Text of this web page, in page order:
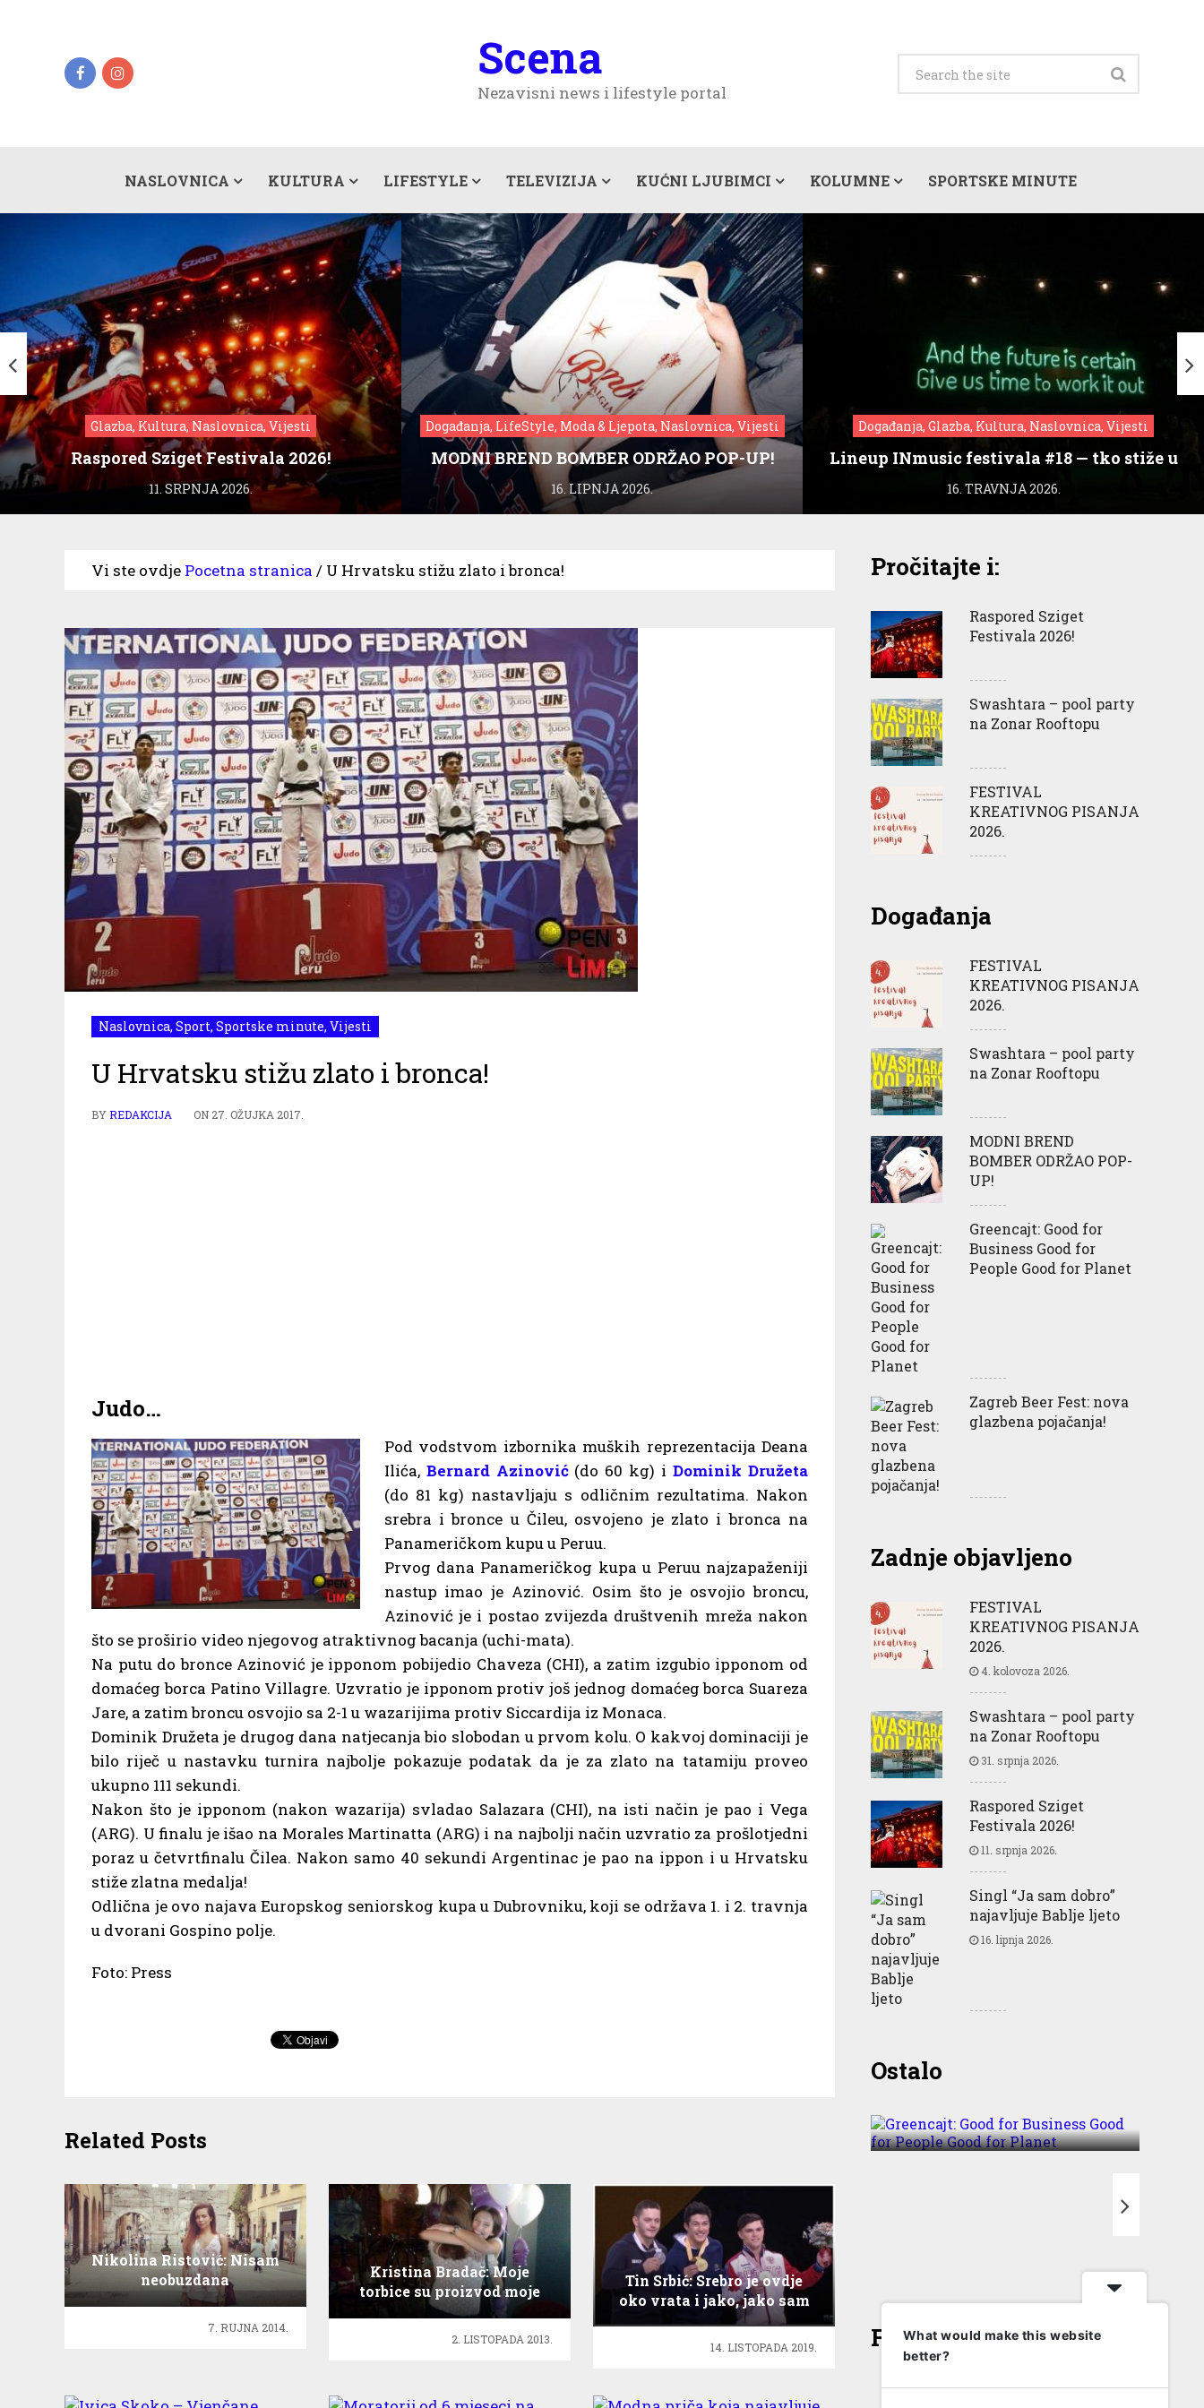
Scena
Nezavisni news i lifestyle portal
NASLOVNICA KULTURA LIFESTYLE TELEVIZIJA KUĆNI LJUBIMCI KOLUMNE SPORTSKE MINUTE
Glazba, Kultura, Naslovnica, Vijesti
Raspored Sziget Festivala 2026!
11. SRPNJA 2026.
Događanja, LifeStyle, Moda & Ljepota, Naslovnica, Vijesti
MODNI BREND BOMBER ODRŽAO POP-UP!
16. LIPNJA 2026.
Događanja, Glazba, Kultura, Naslovnica, Vijesti
Lineup INmusic festivala #18 — tko stiže u
Zagreb?
16. TRAVNJA 2026.
Vi ste ovdje Pocetna stranica / U Hrvatsku stižu zlato i bronca!
Naslovnica, Sport, Sportske minute, Vijesti
U Hrvatsku stižu zlato i bronca!
BYREDAKCIJA ON 27. OŽUJKA 2017.
Judo…
Pod vodstvom izbornika muških reprezentacija Deana
Ilića, Bernard Azinović(do 60 kg) iDominik Družeta
(do 81 kg) nastavljaju s odličnim rezultatima. Nakon
srebra i bronce u Čileu, osvojeno je zlato i bronca na
Panameričkom kupu u Peruu.
Prvog dana Panameričkog kupa u Peruu najzapaženiji
nastup imao je Azinović. Osim što je osvojio broncu,
Azinović je i postao zvijezda društvenih mreža nakon
što se proširio video njegovog atraktivnog bacanja (uchi-mata).
Na putu do bronce Azinović je ipponom pobijedio Chaveza (CHI), a zatim izgubio ipponom od
domaćeg borca Patino Villagre. Uzvratio je ipponom protiv još jednog domaćeg borca Suareza
Jare, a zatim broncu osvojio sa 2-1 u wazarijima protiv Siccardija iz Monaca.
Dominik Družeta je drugog dana natjecanja bio slobodan u prvom kolu. O kakvoj dominaciji je
bilo riječ u nastavku turnira najbolje pokazuje podatak da je za zlato na tatamiju proveo
ukupno 111 sekundi.
Nakon što je ipponom (nakon wazarija) svladao Salazara (CHI), na isti način je pao i Vega
(ARG). U finalu je išao na Morales Martinatta (ARG) i na najbolji način uzvratio za prošlotjedni
poraz u četvrtfinalu Čilea. Nakon samo 40 sekundi Argentinac je pao na ippon i u Hrvatsku
stiže zlatna medalja!
Odlična je ovo najava Europskog seniorskog kupa u Dubrovniku, koji se održava 1. i 2. travnja
u dvorani Gospino polje.
Foto: Press
Related Posts
Nikolina Ristović: Nisam
neobuzdana
šopingholičarka!
7. RUJNA 2014.
Kristina Bradač: Moje
torbice su proizvod moje
mašte i odraz mene!
2. LISTOPADA 2013.
Tin Srbić: Srebro je ovdje
oko vrata i jako, jako sam
ponosan
14. LISTOPADA 2019.
Pročitajte i:
Raspored Sziget
Festivala 2026!
Swashtara – pool party
na Zonar Rooftopu
FESTIVAL
KREATIVNOG PISANJA
2026.
Događanja
FESTIVAL
KREATIVNOG PISANJA
2026.
Swashtara – pool party
na Zonar Rooftopu
MODNI BREND
BOMBER ODRŽAO POP-
UP!
Greencajt: Good for
Business Good for
People Good for Planet
Zagreb Beer Fest: nova
glazbena pojačanja!
Zadnje objavljeno
FESTIVAL
KREATIVNOG PISANJA
2026.
4. kolovoza 2026.
Swashtara – pool party
na Zonar Rooftopu
31. srpnja 2026.
Raspored Sziget
Festivala 2026!
11. srpnja 2026.
Singl “Ja sam dobro”
najavljuje Bablje ljeto
16. lipnja 2026.
OstaloGreencajt: Good for
Business Good for People
FaceWhat would make this website
better?